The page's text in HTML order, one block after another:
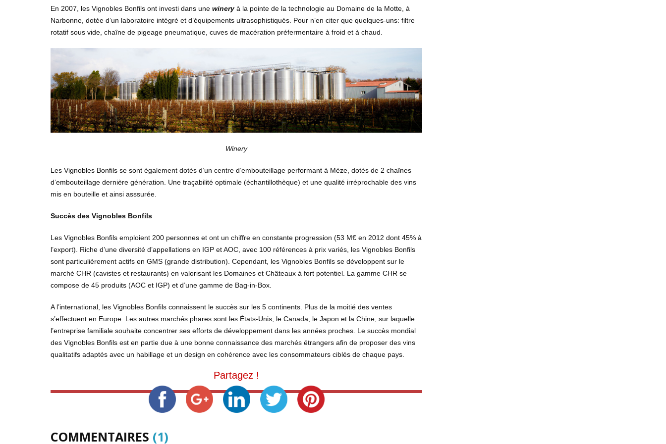
En 2007, les Vignobles Bonfils ont investi dans une wineryà la pointe de la technologie au Domaine de la Motte, à
Narbonne, dotée d’un laboratoire intégré et d’équipements ultrasophistiqués. Pour n’en citer que quelques-uns: filtre
rotatif sous vide, chaîne de pigeage pneumatique, cuves de macération préfermentaire à froid et à chaud.
Winery
Les Vignobles Bonfils se sont également dotés d’un centre d’embouteillage performant à Mèze, dotés de 2 chaînes
d’embouteillage dernière génération. Une traçabilité optimale (échantillothèque) et une qualité irréprochable des vins
mis en bouteille et ainsi asssurée.
Succès des Vignobles Bonfils
Les Vignobles Bonfils emploient 200 personnes et ont un chiffre en constante progression (53 M€ en 2012 dont 45% à
l’export). Riche d’une diversité d’appellations en IGP et AOC, avec 100 références à prix variés, les Vignobles Bonfils
sont particulièrement actifs en GMS (grande distribution). Cependant, les Vignobles Bonfils se développent sur le
marché CHR (cavistes et restaurants) en valorisant les Domaines et Châteaux à fort potentiel. La gamme CHR se
compose de 45 produits (AOC et IGP) et d’une gamme de Bag-in-Box.
A l’international, les Vignobles Bonfils connaissent le succès sur les 5 continents. Plus de la moitié des ventes
s’effectuent en Europe. Les autres marchés phares sont les États-Unis, le Canada, le Japon et la Chine, sur laquelle
l’entreprise familiale souhaite concentrer ses efforts de développement dans les années proches. Le succès mondial
des Vignobles Bonfils est en partie due à une bonne connaissance des marchés étrangers afin de proposer des vins
qualitatifs adaptés avec un habillage et un design en cohérence avec les consommateurs ciblés de chaque pays.
Partagez !
COMMENTAIRES (1)